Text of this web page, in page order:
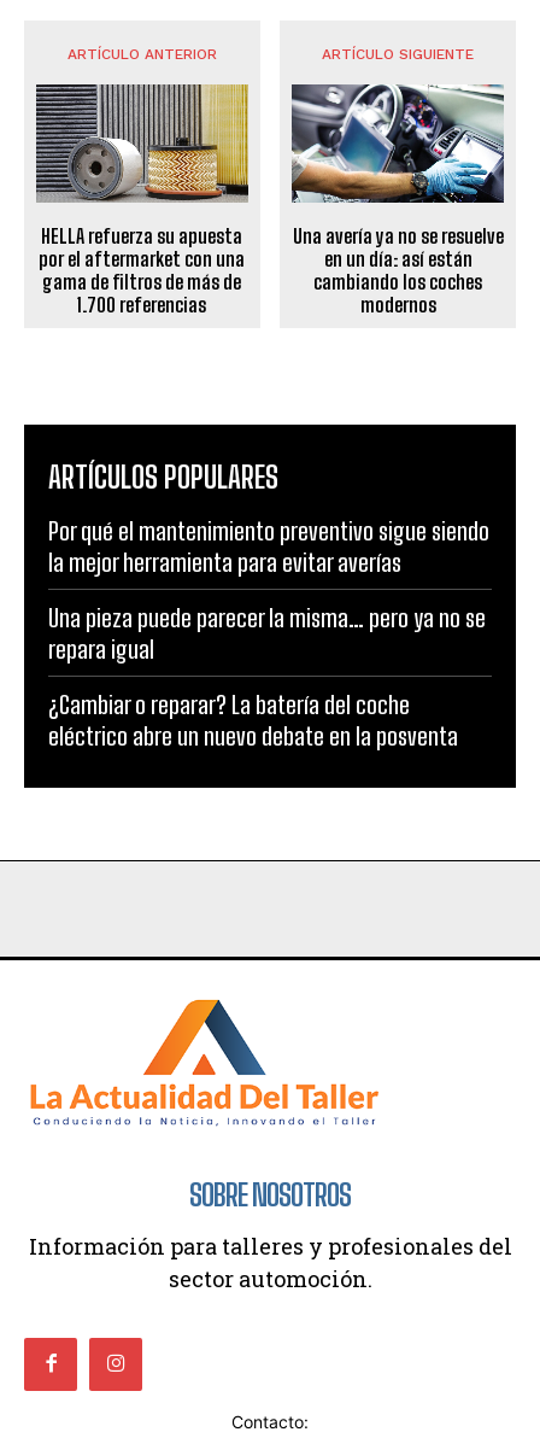
ARTÍCULO ANTERIOR
HELLA refuerza su apuesta
por el aftermarket con una
gama de filtros de más de
1.700 referencias
ARTÍCULO SIGUIENTE
Una avería ya no se resuelve
en un día: así están
cambiando los coches
modernos
ARTÍCULOS POPULARES
Por qué el mantenimiento preventivo sigue siendo
la mejor herramienta para evitar averías
Una pieza puede parecer la misma… pero ya no se
repara igual
¿Cambiar o reparar? La batería del coche
eléctrico abre un nuevo debate en la posventa
SOBRE NOSOTROS
Información para talleres y profesionales del
sector automoción.
Contacto: